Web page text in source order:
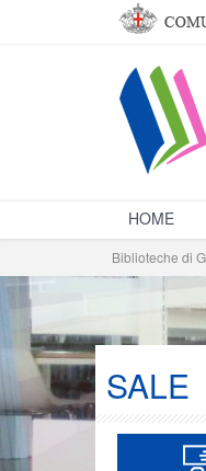
Salta al contenuto principale
HOME
Biblioteche di
SALE